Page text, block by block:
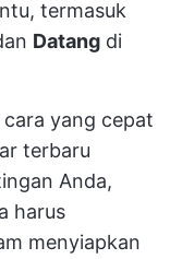
termasuk
Datang di
yang cepat
terbaru
Anda,
harus
menyiapkan